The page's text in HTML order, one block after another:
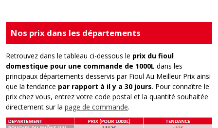
Nos prix dans les départements
Retrouvez dans le tableau ci-dessous le prix du fioul
domestique pour une commande de 1000L dans les
principaux départements desservis par Fioul Au Meilleur Prix ainsi
que la tendance par rapport à il y a 30 jours. Pour connaître le
prix chez vous, entrez votre code postal et la quantité souhaitée
directement sur la page de commande.